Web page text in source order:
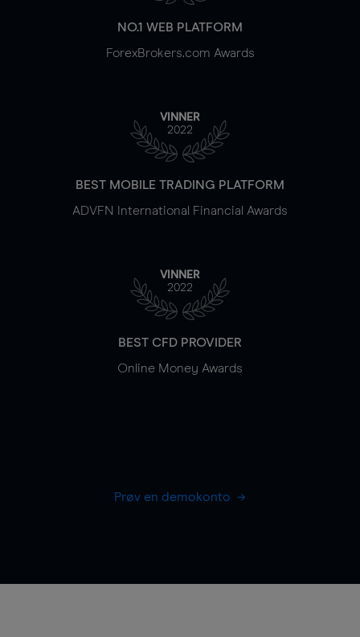
NO.1 WEB PLATFORM
ForexBrokers.com Awards
VINNER
2022
BEST MOBILE TRADING PLATFORM
ADVFN International Financial Awards
VINNER
2022
BEST CFD PROVIDER
Online Money Awards
Prøv en demokonto